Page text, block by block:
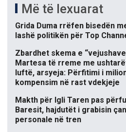
Më të lexuarat
Grida Duma rrëfen bisedën
lashë politikën për Top
Zbardhet skema e
Martesa të rreme me
luftë, arsyeja: Përfitimi i
kompensim në rast vdekjeje
Makth për Igli Taren pas
Baresit, hajdutët i grabisin
personale në tren